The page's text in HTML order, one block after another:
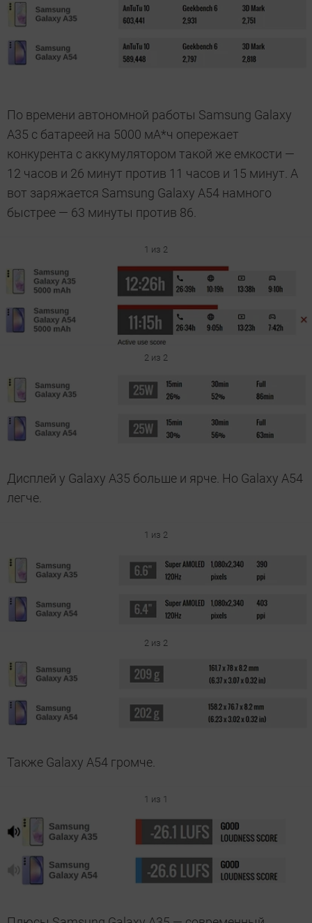
По времени автономной работы Samsung Galaxy
A35 с батареей на 5000 мА*ч опережает
конкурента с аккумулятором такой же емкости —
12 часов и 26 минут против 11 часов и 15 минут. А
вот заряжается Samsung Galaxy A54 намного
быстрее — 63 минуты против 86.
1 из 2
2 из 2
Дисплей у Galaxy A35 больше и ярче. Но Galaxy A54
легче.
1 из 2
2 из 2
Также Galaxy A54 громче.
1 из 1